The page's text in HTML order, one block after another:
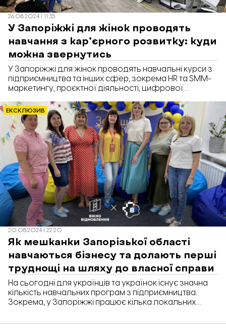
26.08.2024 | 11:35
У Запоріжжі для жінок проводять
навчання з карʼєрного розвитку: куди
можна звернутись
У Запоріжжі для жінок проводять навчальні курси з
підприємництва та інших сфер, зокрема HR та SMM-
маркетингу, проєктної діяльності, цифрової
Людмила Остапенко, менеджерка безпечного
простору Благодійного Фонду «Схід SOS» у
Запоріжжі.
ЕКСКЛЮЗИВ
20.08.2024 | 22:20
Як мешканки Запорізької області
навчаються бізнесу та долають перші
труднощі на шляху до власної справи
На сьогодні для українців та українок існує значна
кількість навчальних програм з підприємництва.
Зокрема, у Запоріжжі працює кілька локальних
або перезапустити його. «Відбудова. Запоріжжя»